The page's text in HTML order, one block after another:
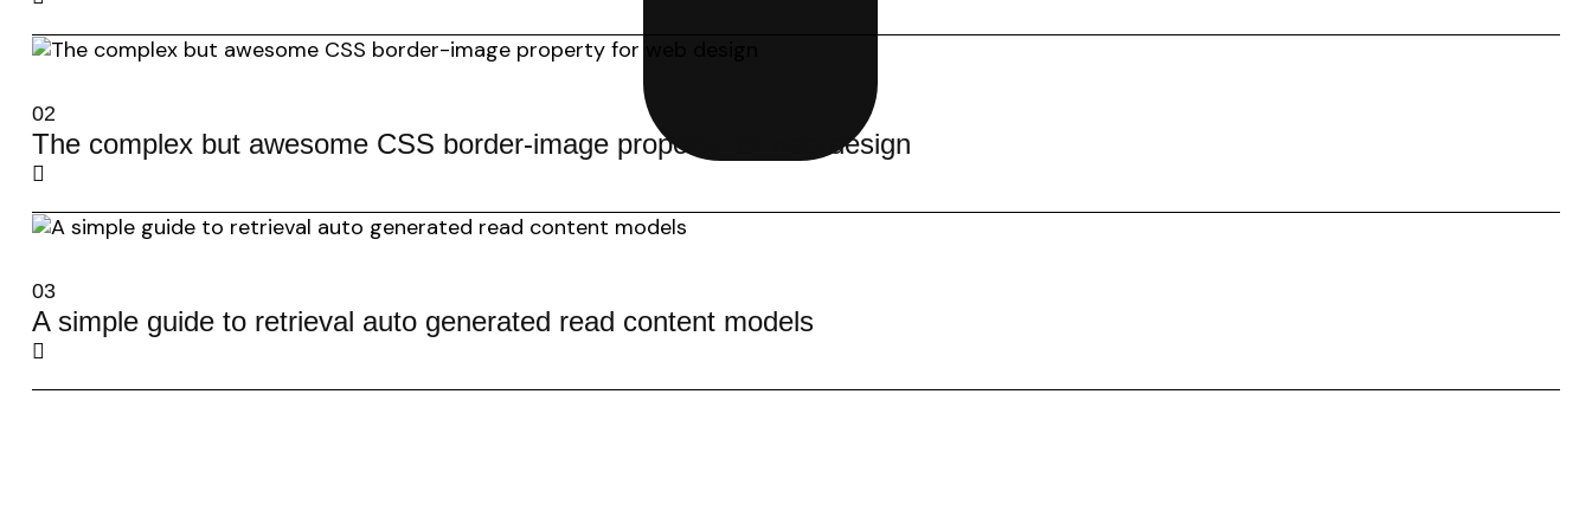
02
The complex but awesome CSS border-image property for web design
03
A simple guide to retrieval auto generated read content models